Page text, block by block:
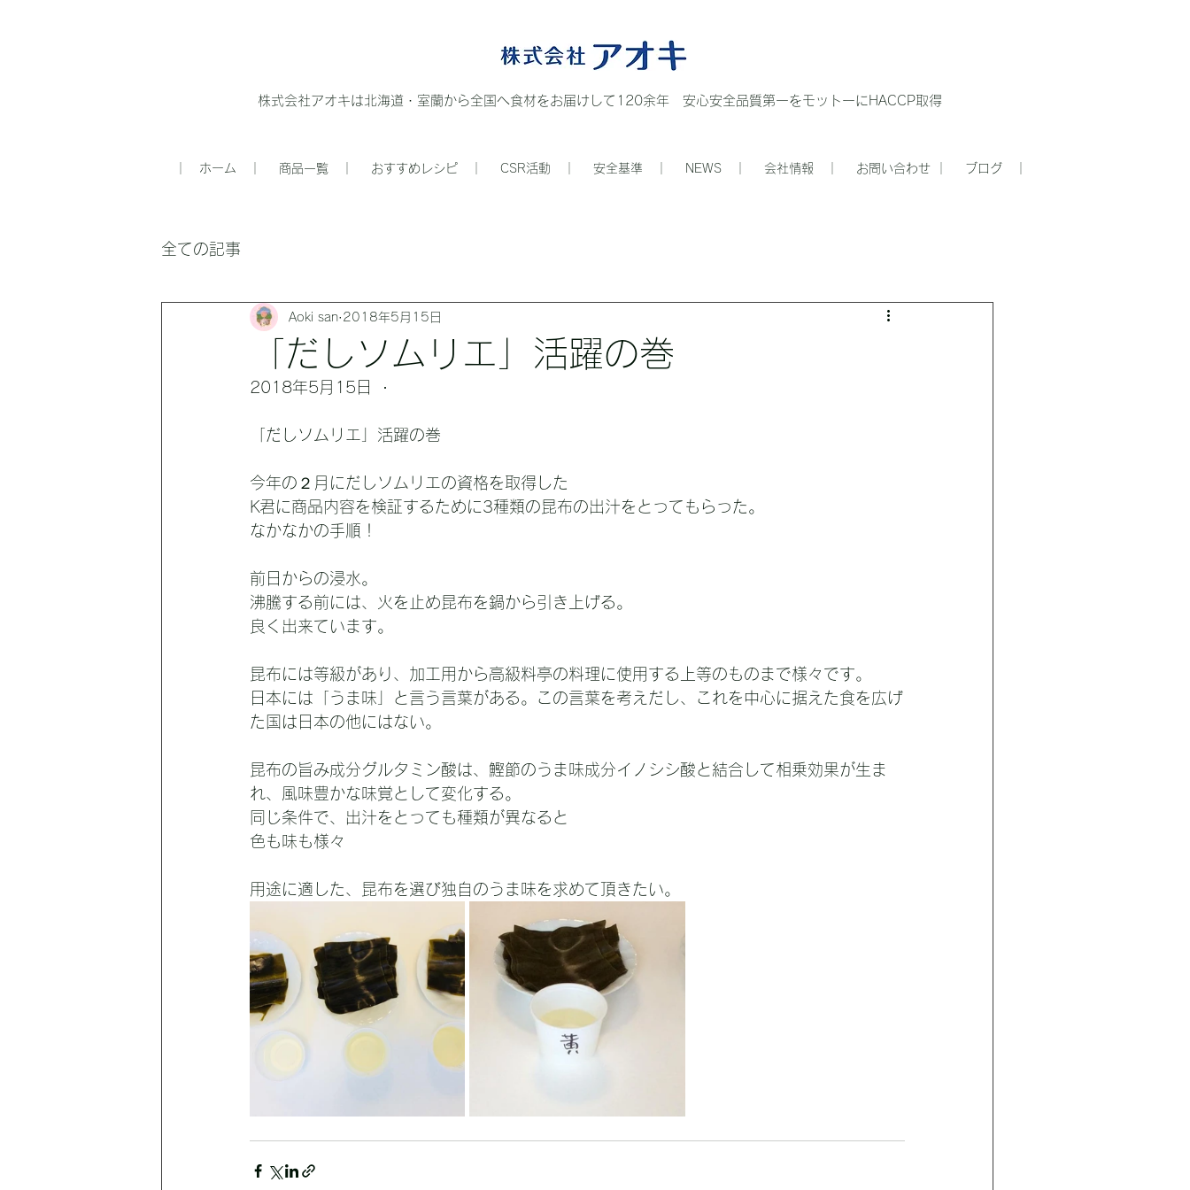
株式会社アオキは北海道・室蘭から全国へ食材をお届けして120余年 安心安全品質第一をモットーにHACCP取得
｜ ホーム ｜ 商品一覧 ｜ おすすめレシピ ｜ CSR活動 ｜ 安全基準 ｜ NEWS ｜ 会社情報 ｜ お問い合わせ ｜ ブログ ｜
全ての記事
「だしソムリエ」活躍の巻
Aoki san 2018年5月15日
2018年5月15日
  ·
「だしソムリエ」活躍の巻
今年の２月にだしソムリエの資格を取得した
K君に商品内容を検証するために3種類の昆布の出汁をとってもらった。
なかなかの手順！
前日からの浸水。
沸騰する前には、火を止め昆布を鍋から引き上げる。
良く出来ています。
昆布には等級があり、加工用から高級料亭の料理に使用する上等のものまで様々です。
日本には「うま味」と言う言葉がある。この言葉を考えだし、これを中心に据えた食を広げ
た国は日本の他にはない。
昆布の旨み成分グルタミン酸は、鰹節のうま味成分イノシシ酸と結合して相乗効果が生ま
れ、風味豊かな味覚として変化する。
同じ条件で、出汁をとっても種類が異なると
色も味も様々
用途に適した、昆布を選び独自のうま味を求めて頂きたい。